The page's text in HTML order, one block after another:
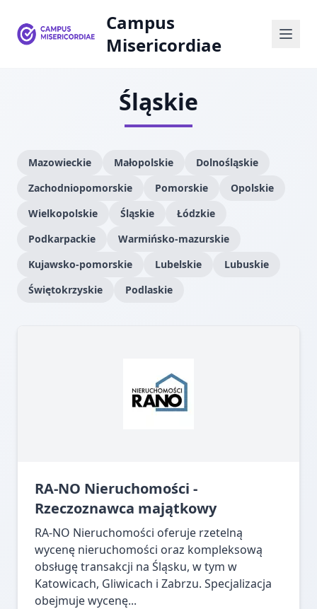
Campus
Misericordiae
Śląskie
Mazowieckie Małopolskie
Dolnośląskie
Zachodniopomorskie
Pomorskie
Opolskie
Wielkopolskie
Śląskie
Łódzkie
Podkarpackie
Warmińsko-mazurskie
Kujawsko-pomorskie
Lubelskie
Lubuskie
Świętokrzyskie
Podlaskie
RA-NO Nieruchomości -
Rzeczoznawca majątkowy
RA-NO Nieruchomości oferuje rzetelną
wycenę nieruchomości oraz kompleksową
obsługę transakcji na Śląsku, w tym w
Katowicach, Gliwicach i Zabrzu. Specjalizacja
obejmuje wycenę...